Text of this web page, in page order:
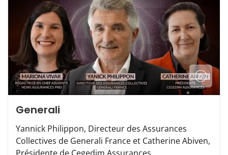
Generali
Yannick Philippon, Directeur des Assurances
Collectives de Generali France et Catherine Abiven,